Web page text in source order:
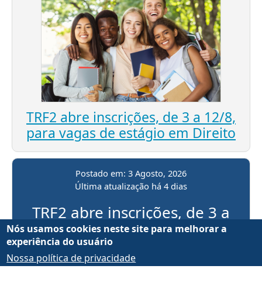
TRF2 abre inscrições, de 3 a 12/8,
para vagas de estágio em Direito
Postado em: 3 Agosto, 2026
Última atualização há 4 dias
TRF2 abre inscrições, de 3 a
12/8, para vagas de estágio
em Direito
Nós usamos cookies neste site para melhorar a
experiência do usuário
Nossa política de privacidade